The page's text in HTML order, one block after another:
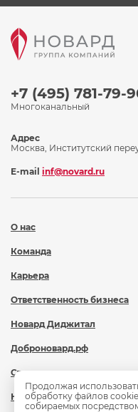
+7 (495) 781-79-
Многоканальный
О нас
Команда
Карьера
Ответственность бизнеса
Новард Диджитал
Доброновард.рф
Статьи
Новости
Адрес
Москва, Институтский
E-mail inf@novard.ru
Продолжая
обработку файлов
собираемых